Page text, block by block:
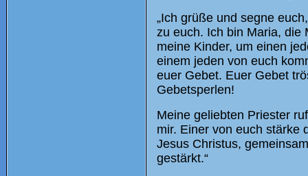
„Ich grüße und segne
zu euch. Ich bin Maria, die
meine Kinder, um einen
einem jeden von euch
euer Gebet. Euer Gebet
Gebetsperlen!
Meine geliebten Priester
mir. Einer von euch stärke
Jesus Christus,
gestärkt.“